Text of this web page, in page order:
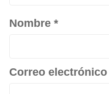
Nombre *
Correo electrónico